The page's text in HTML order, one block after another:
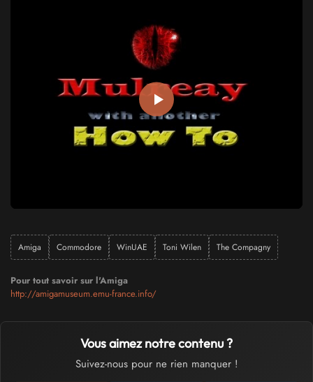
Amiga Commodore WinUAE Toni Wilen The Compagny
Pour tout savoir sur l'Amiga
http://amigamuseum.emu-france.info/
Vous aimez notre contenu ?
Suivez-nous pour ne rien manquer !